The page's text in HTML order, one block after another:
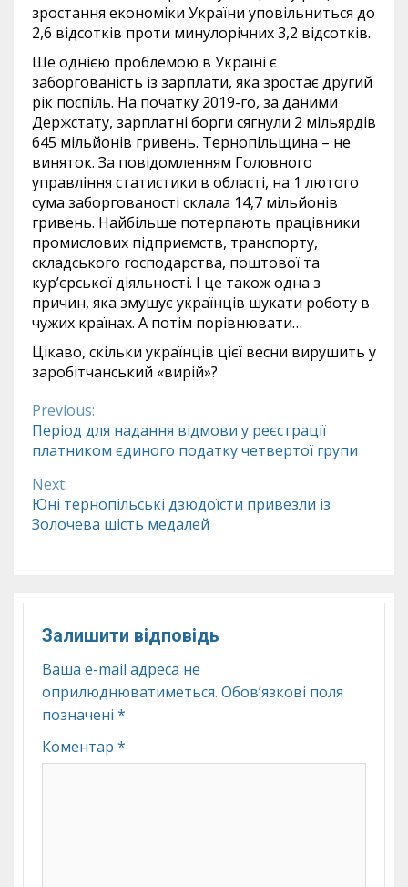
зростання економіки України уповільниться до
2,6 відсотків проти минулорічних 3,2 відсотків.
Ще однією проблемою в Україні є
заборгованість із зарплати, яка зростає другий
рік поспіль. На початку 2019-го, за даними
Держстату, зарплатні борги сягнули 2 мільярдів
645 мільйонів гривень. Тернопільщина – не
виняток. За повідомленням Головного
управління статистики в області, на 1 лютого
сума заборгованості склала 14,7 мільйонів
гривень. Найбільше потерпають працівники
промислових підприємств, транспорту,
складського господарства, поштової та
кур’єрської діяльності. І це також одна з
причин, яка змушує українців шукати роботу в
чужих країнах. А потім порівнювати…
Цікаво, скільки українців цієї весни вирушить у
заробітчанський «вирій»?
Continue
Reading
Previous:
Період для надання відмови у реєстрації
платником єдиного податку четвертої групи
Next:
Юні тернопільські дзюдоїсти привезли із
Золочева шість медалей
Залишити відповідь
Ваша e-mail адреса не
оприлюднюватиметься. Обов’язкові поля
позначені *
Коментар *